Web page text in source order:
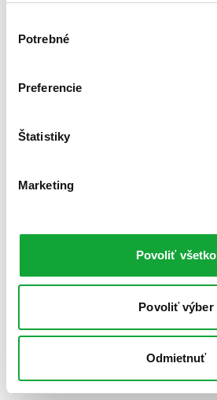
súhlasu
Potrebné
Preferencie
Štatistiky
Marketing
Povoliť všetko
Povoliť výber
Odmietnuť